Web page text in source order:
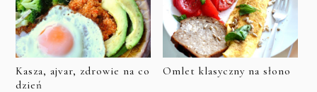
Kasza, ajvar, zdrowie na co
dzień
Omlet klasyczny na słono